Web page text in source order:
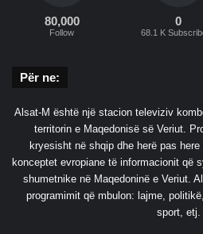
80,000
Follow
0
68.1 K
Për ne:
Alsat-M është një stacion televiziv
territorin e Maqedonisë së Veriut.
kryesisht në shqip dhe herë pas
konceptet evropiane të informacionit që
shumetnike në Maqedoninë e Veriut.
programimit që mbulon: lajme,
sport, etj.